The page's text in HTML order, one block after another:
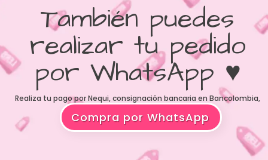
También puedes
realizar tu pedido
por WhatsApp ♥
Realiza tu pago por Nequi, consignación bancaria en Bancolombia,
Compra por WhatsApp